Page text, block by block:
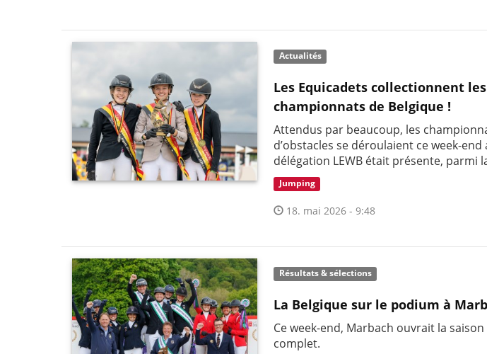
Actualités
Les Equicadets collectionnent
championnats de Belgique !
Attendus par beaucoup, les
d’obstacles se déroulaient ce week-
délégation LEWB était présente, parmi
Jumping
18. mai 2026 - 9:48
Résultats & sélections
La Belgique sur le podium à
Ce week-end, Marbach ouvrait la
complet.